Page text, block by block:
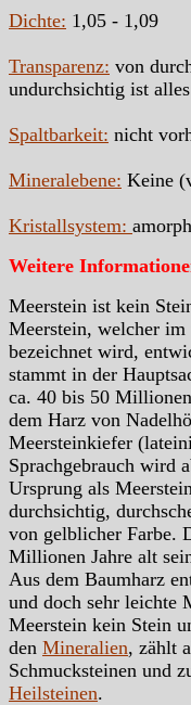
Dichte: 1,05 - 1,09
Transparenz: von
undurchsichtig ist
Spaltbarkeit: nicht
Mineralebene: Keine
Kristallsystem: amorph
Weitere
Meerstein ist kein
Meerstein, welcher im
bezeichnet wird,
stammt in der
ca. 40 bis 50
dem Harz von
Meersteinkiefer
Sprachgebrauch wird
Ursprung als
durchsichtig,
von gelblicher Farbe.
Millionen Jahre alt
Aus dem Baumharz
und doch sehr leichte
Meerstein kein Stein
den Mineralien, zählt
Schmucksteinen und
Heilsteinen.